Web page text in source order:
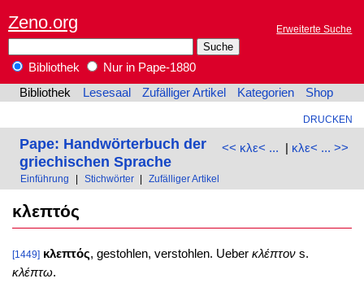
Zeno.org Erweiterte Suche
Bibliothek
Nur in Pape-1880
Bibliothek
Lesesaal Zufälliger Artikel Kategorien Shop
DRUCKEN
<< κλε< ... | κλε< ... >>
Pape: Handwörterbuch der
griechischen Sprache
Einführung Stichwörter Zufälliger Artikel
κλεπτός
[1449] κλεπτός, gestohlen, verstohlen. Ueber κλέπτονs.
κλέπτω.